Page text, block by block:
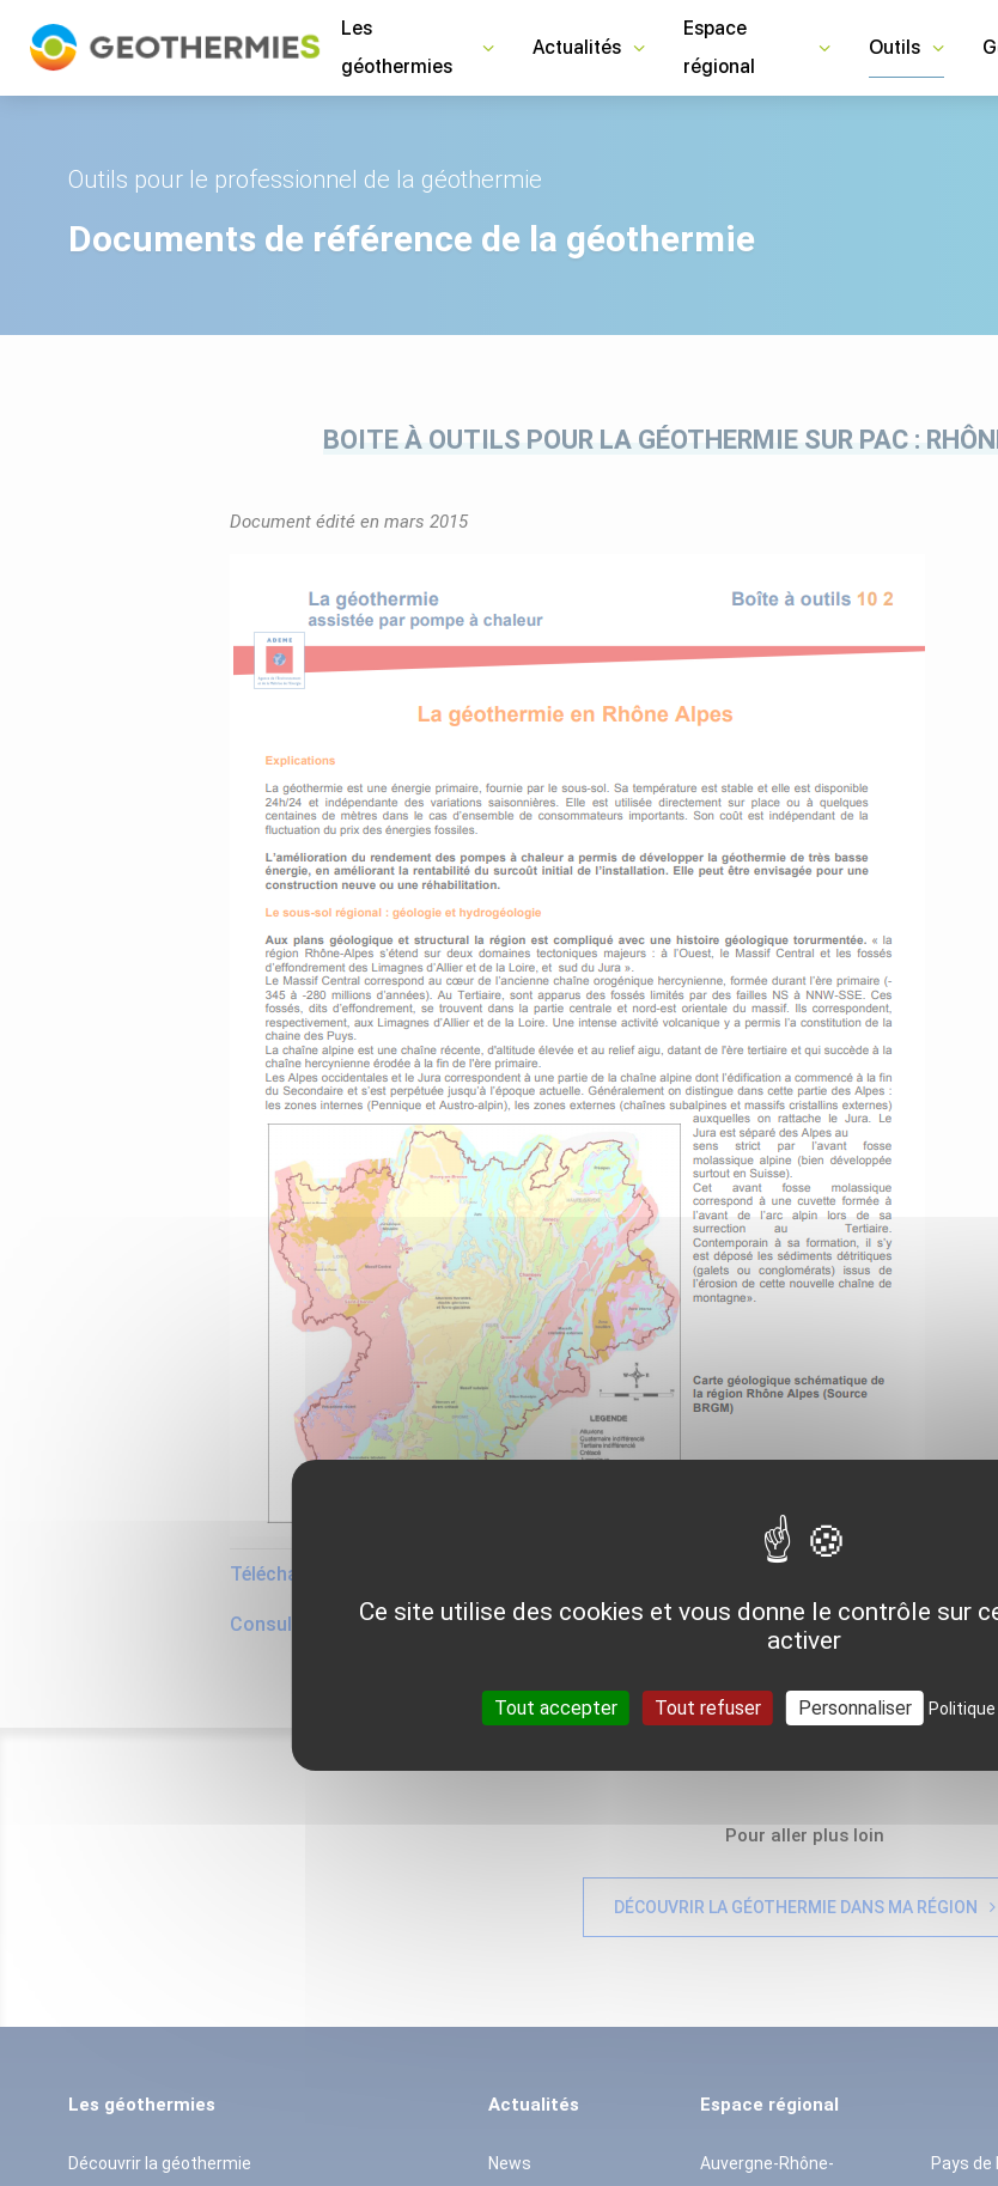
Les
géothermies
Actualités
Espace
régional
Outils
Outils pour le professionnel de la géothermie
Documents de référence de la géothermie
BOITE À OUTILS POUR LA GÉOTHERMIE SUR PAC :
Document édité en mars 2015
Télécharger la fiche spécifique à Rhône-Alpes
Consulter les 10 fiches génériques de la boite à outils
Pour aller plus loin
DÉCOUVRIR LA GÉOTHERMIE DANS MA RÉGION
Les géothermies
Découvrir la géothermie
Actualités
News
Espace régional
Auvergne-Rhône-
Pays de
Ce site utilise des cookies et vous donne le contrôle sur
activer
Tout accepter Tout refuser Personnaliser